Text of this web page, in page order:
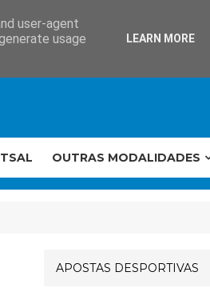
OUTRAS MODALIDADES
APOSTAS DESPORTIVAS
user-agent
usage
LEARN MORE